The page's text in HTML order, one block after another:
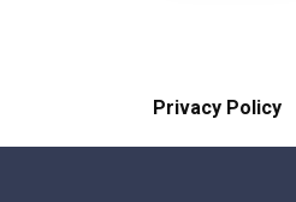
Privacy Policy